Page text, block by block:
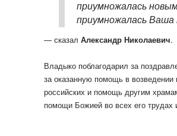
приумножалась
приумножалась Ваша
— сказал Александр Николаевич.
Владыко поблагодарил за
за оказанную помощь в возведении
российских и помощь другим
помощи Божией во всех его трудах